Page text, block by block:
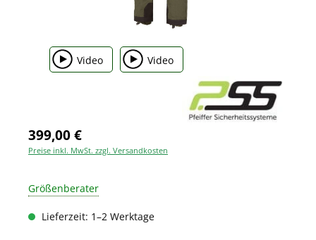
Video Video
399,00 €
Preise inkl. MwSt. zzgl. Versandkosten
Größenberater
Lieferzeit: 1–2 Werktage